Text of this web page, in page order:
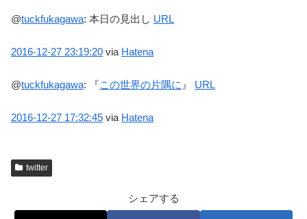
@tuckfukagawa: 本日の見出し URL
2016-12-27 23:19:20 via Hatena
@tuckfukagawa: 『この世界の片隅に 』 URL
2016-12-27 17:32:45 via Hatena
twitter
シェアする